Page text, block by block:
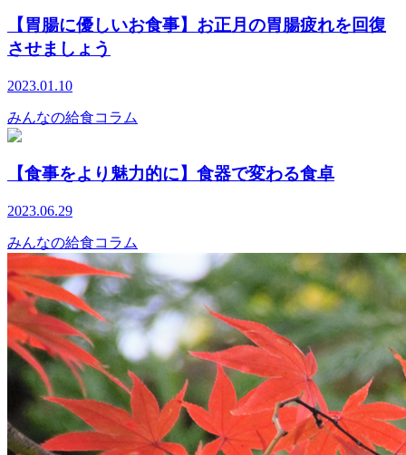
【胃腸に優しいお食事】お正月の胃腸疲れを回復
させましょう
2023.01.10
みんなの給食コラム
【食事をより魅力的に】食器で変わる食卓
2023.06.29
みんなの給食コラム